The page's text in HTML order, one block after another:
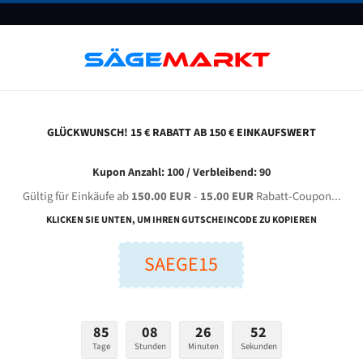
FAQ GUTSCHEINE BLOG KONTAKT
Metal Sawing LX - 400 DC für 5450 mm Bi-Metall
Breite (mm):
GLÜCKWUNSCH! 15 € RABATT AB 150 € EINKAUFSWERT
Kupon Anzahl: 100 / Verbleibend: 90
Gültig für Einkäufe ab150.00 EUR- 15.00 EURRabatt-Coupon...
KLICKEN SIE UNTEN, UM IHREN GUTSCHEINCODE ZU KOPIEREN
SAEGE15
85
Tage
08
Stunden
26
Minuten
51
Sekunden